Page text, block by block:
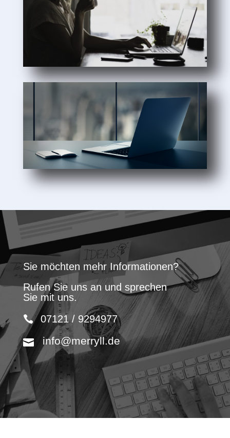
Sie möchten mehr Informationen?
Rufen Sie uns an und sprechen
Sie mit uns.
07121 / 9294977
info@merryll.de